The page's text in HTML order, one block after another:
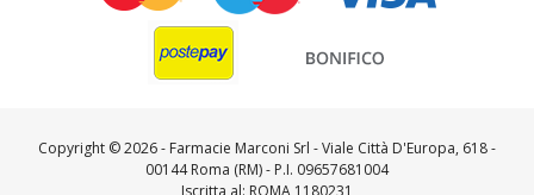
Copyright ©2026 - Farmacie Marconi Srl - Viale Città D'Europa, 618 -
00144 Roma (RM) - P.I. 09657681004